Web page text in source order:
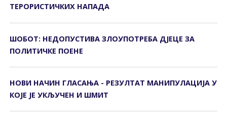
ТЕРОРИСТИЧКИХ НАПАДА
ШОБОТ: НЕДОПУСТИВА ЗЛОУПОТРЕБА ДЈЕЦЕ ЗА
ПОЛИТИЧКЕ ПОЕНЕ
НОВИ НАЧИН ГЛАСАЊА - РЕЗУЛТАТ МАНИПУЛАЦИЈА У
КОЈЕ ЈЕ УКЉУЧЕН И ШМИТ